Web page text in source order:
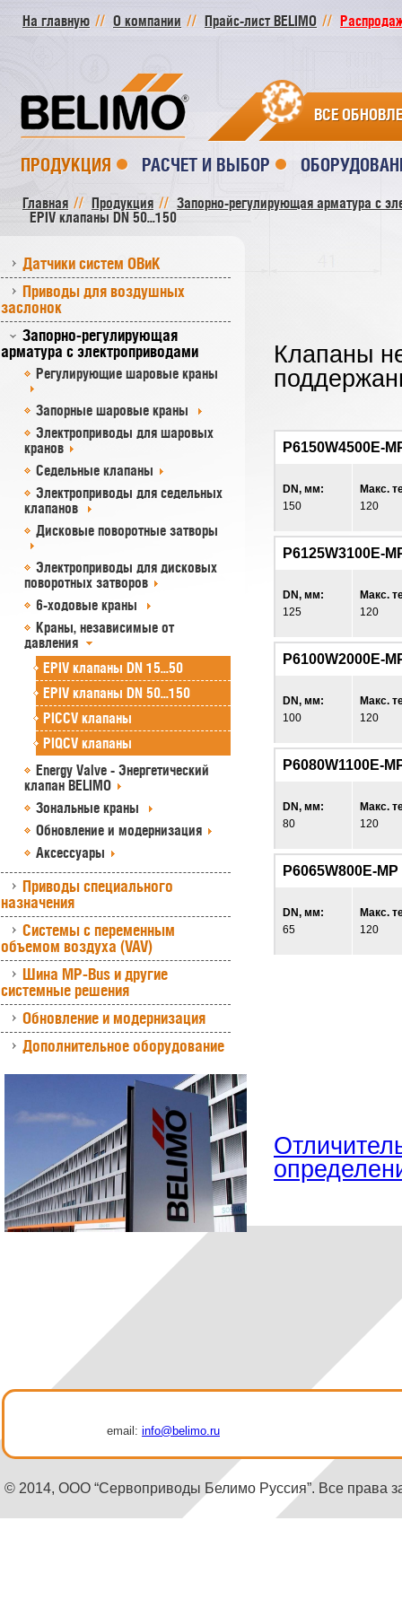
На главную О компании Прайс-лист BELIMO
ВСЕ
ПРОДУКЦИЯ РАСЧЕТ И ВЫБОР
Главная Продукция
Запорно-регулирующая арматура с
EPIV клапаны DN 50...150
Датчики систем ОВиК
Приводы для воздушных
заслонок
Запорно-регулирующая
арматура с электроприводами
Регулирующие шаровые краны
Запорные шаровые краны
Электроприводы для шаровых
кранов
Седельные клапаны
Электроприводы для седельных
клапанов
Дисковые поворотные затворы
Электроприводы для дисковых
поворотных затворов
6-ходовые краны
Краны, независимые от
давления
EPIV клапаны DN 15...50
EPIV клапаны DN 50...150
PICCV клапаны
PIQCV клапаны
Energy Valve - Энергетический
клапан BELIMO
Зональные краны
Обновление и модернизация
Аксессуары
Приводы специального
назначения
Системы с переменным
объемом воздуха (VAV)
Шина MP-Bus и другие
системные решения
Обновление и модернизация
Дополнительное оборудование
Клапаны
P6150W4500E-
DN, мм:
150
Макс.
120
P6125W3100E-
DN, мм:
125
Макс.
120
P6100W2000E-
DN, мм:
100
Макс.
120
P6080W1100E-
DN, мм:
80
Макс.
120
P6065W800E-MP
DN, мм:
65
Макс.
120
email: info@belimo.ru
© 2014, ООО “Сервоприводы Белимо Руссия”. Все права